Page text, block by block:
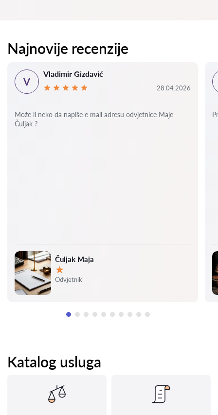
Najnovije recenzije
Čuljak Maja
Ocjena:
Odvjetnik
V
Vladimir Gizdavić
28.04.2026
Može li neko da napiše e mail adresu odvjetnice Maje
Čuljak ?
Katalog usluga